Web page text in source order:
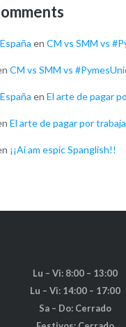
en CM vs SMM vs
CM vs SMM vs
en El arte de pagar
El arte de pagar por
¡¡Ai am espic Spanglish!!
Lu – Vi: 8:00 – 13:00
Lu – Vi: 14:00 – 17:00
Sa – Do: Cerrado